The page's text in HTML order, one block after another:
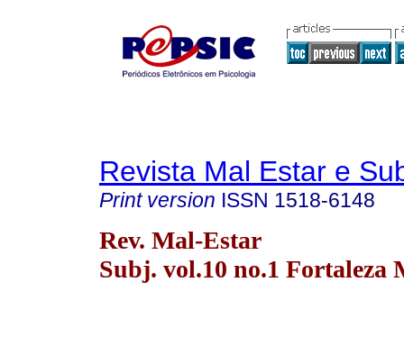
Revista Mal Estar e
Print version ISSN 1518-6148
Rev. Mal-Estar
Subj. vol.10 no.1 Fortaleza